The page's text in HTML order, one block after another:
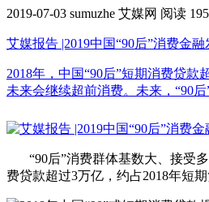
2019-07-03 sumuzhe 艾媒网 阅读
艾媒报告 |2019中国“90后”消费金
2018年，中国“90后”短期消费贷款
未来会继续超前消费。未来，“90
“90后”消费群体基数大、接受多
费贷款超过3万亿，约占2018年短